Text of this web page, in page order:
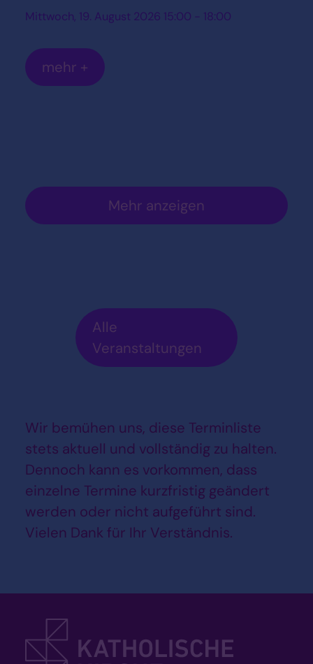
Mittwoch, 19. August 2026 15:00 - 18:00
mehr +
Mehr anzeigen
Alle
Veranstaltungen
Wir bemühen uns, diese Terminliste
stets aktuell und vollständig zu halten.
Dennoch kann es vorkommen, dass
einzelne Termine kurzfristig geändert
werden oder nicht aufgeführt sind.
Vielen Dank für Ihr Verständnis.